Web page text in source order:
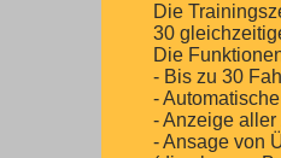
Die
30
Die
- Bis zu 30
-
- Anzeige
- Ansage von